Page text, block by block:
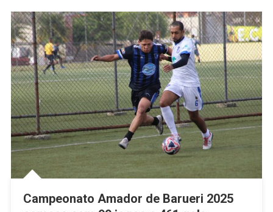
Campeonato Amador de Barueri 2025